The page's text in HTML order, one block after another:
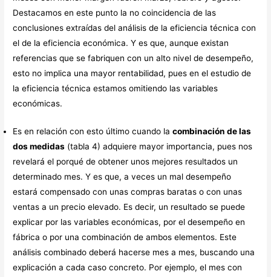
Destacamos en este punto la no coincidencia de las
conclusiones extraídas del análisis de la eficiencia técnica con
el de la eficiencia económica. Y es que, aunque existan
referencias que se fabriquen con un alto nivel de desempeño,
esto no implica una mayor rentabilidad, pues en el estudio de
la eficiencia técnica estamos omitiendo las variables
económicas.
Es en relación con esto último cuando lacombinación de las
dos medidas (tabla 4) adquiere mayor importancia, pues nos
revelará el porqué de obtener unos mejores resultados un
determinado mes. Y es que, a veces un mal desempeño
estará compensado con unas compras baratas o con unas
ventas a un precio elevado. Es decir, un resultado se puede
explicar por las variables económicas, por el desempeño en
fábrica o por una combinación de ambos elementos. Este
análisis combinado deberá hacerse mes a mes, buscando una
explicación a cada caso concreto. Por ejemplo, el mes con